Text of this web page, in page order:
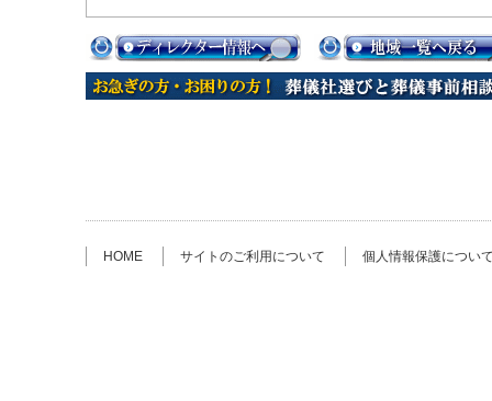
HOME サイトのご利用について 個人情報保護につい